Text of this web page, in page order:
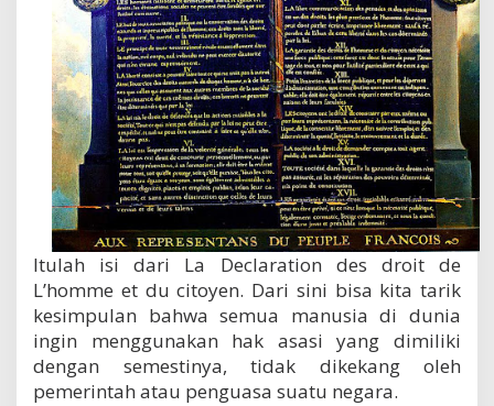
Itulah isi dari La Declaration des droit de
L’homme et du citoyen. Dari sini bisa kita tarik
kesimpulan bahwa semua manusia di dunia
ingin menggunakan hak asasi yang dimiliki
dengan semestinya, tidak dikekang oleh
pemerintah atau penguasa suatu negara.